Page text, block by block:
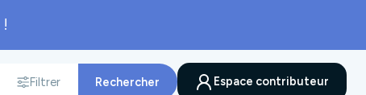
Filtrer
Rechercher
Espace contributeur